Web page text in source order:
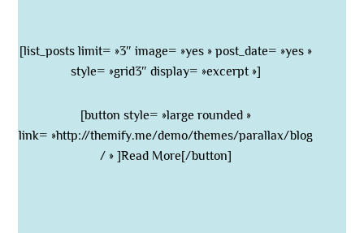
[list_posts limit= »3″ image= »yes » post_date= »yes »
style= »grid3″ display= »excerpt »]
[button style= »large rounded »
link= »http://themify.me/demo/themes/parallax/blog
/ » ]Read More[/button]